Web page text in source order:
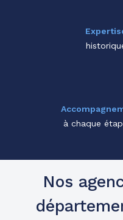
à chaque
Nos